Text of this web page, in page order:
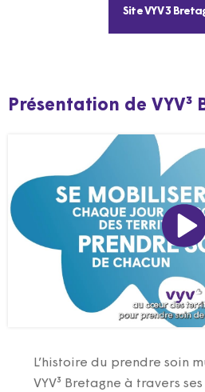
Site VYV 3
Présentation de VYV³
L’histoire du prendre soin
VYV³ Bretagne à travers